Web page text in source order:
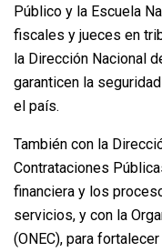
Público y la Escuela
fiscales y jueces en
la Dirección Nacional
garanticen la
el país.
También con la
Contrataciones
financiera y los
servicios, y con la
(ONEC), para